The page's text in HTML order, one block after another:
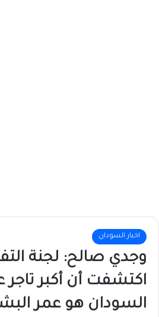
اخبار السودان
وجدي صالح: لجنة
اكتشفت أن أكبر تاجر
السودان هو عمر